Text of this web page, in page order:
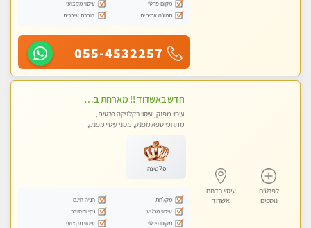
מקום פרטי
עיסוי מקצועי
תמונה אמיתית
דוברת עיברית
055-4532257
לפרטים
נוספים
עיסוי בדרום
אשדוד
חדש באשדוד !! מארחת בדירתי באופן פרטי ודיסקרטי מקום יפה מסודר נקי ואווירה נעימה יחס טוב בבית חםללא מין !!
עיסוי מפנק, עיסוי בקלניקה פרטית,
מתחמי ספא מפנק, מכוני עיסוי מפנק,
פלטינה
מקלחת
חניה חינם
עיסוי מרגיע
נקי ומסודר
מקום פרטי
עיסוי מקצועי